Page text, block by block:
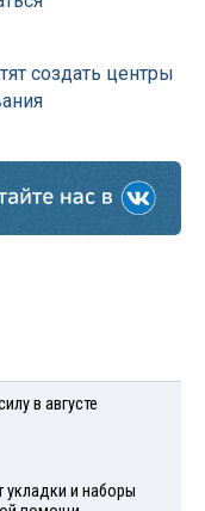
создать центры
в августе
укладки и наборы